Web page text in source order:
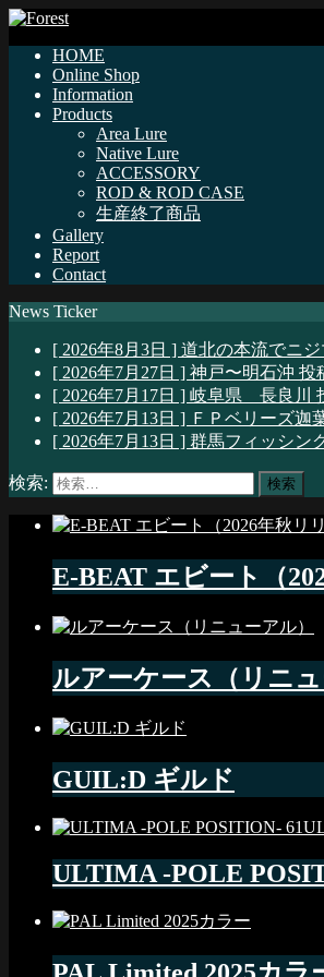
HOME
Online Shop
Information
Products
Area Lure
Native Lure
ACCESSORY
ROD & ROD CASE
生産終了商品
Gallery
Report
Contact
News Ticker
[ 2026年8月3日 ] 道北の本流でニジ
[ 2026年7月27日 ] 神戸〜明石沖 投
[ 2026年7月17日 ] 岐阜県 長良川
[ 2026年7月13日 ] ＦＰベリーズ迦
[ 2026年7月13日 ] 群馬フィッシン
検索:
E-BEAT エビート（
ルアーケース（リニュ
GUIL:D ギルド
ULTIMA -POLE